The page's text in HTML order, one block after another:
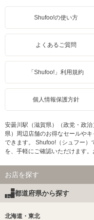
Shufoo!の使い方
よくあるご質問
「Shufoo!」利用規約
個人情報保護方針
安曇川駅（滋賀県）（政党・政
県）周辺店舗のお得なセールや
できます。 Shufoo!（シュフー）
を、手軽にご確認いただけます
お店を探す
都道府県から探す
北海道・東北